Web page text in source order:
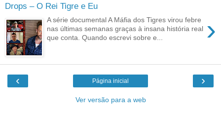
Drops – O Rei Tigre e Eu
›
A série documental A Máfia dos Tigres virou febre
nas últimas semanas graças à insana história real
que conta. Quando escrevi sobre e...
‹ ›
Página inicial
Ver versão para a web